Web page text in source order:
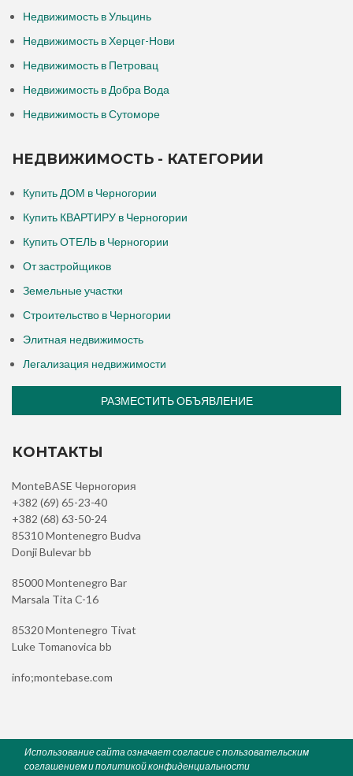
Недвижимость в Ульцинь
Недвижимость в Херцег-Нови
Недвижимость в Петровац
Недвижимость в Добра Вода
Недвижимость в Сутоморе
НЕДВИЖИМОСТЬ - КАТЕГОРИИ
Купить ДОМ в Черногории
Купить КВАРТИРУ в Черногории
Купить ОТЕЛЬ в Черногории
От застройщиков
Земельные участки
Строительство в Черногории
Элитная недвижимость
Легализация недвижимости
РАЗМЕСТИТЬ ОБЪЯВЛЕНИЕ
КОНТАКТЫ
MonteBASE Черногория
+382 (69) 65-23-40
+382 (68) 63-50-24
85310 Montenegro Budva
Donji Bulevar bb
85000 Montenegro Bar
Marsala Tita C-16
85320 Montenegro Tivat
Luke Tomanovica bb
info;montebase.com
Использование сайта означает согласие с пользовательским
соглашением и политикой конфиденциальности